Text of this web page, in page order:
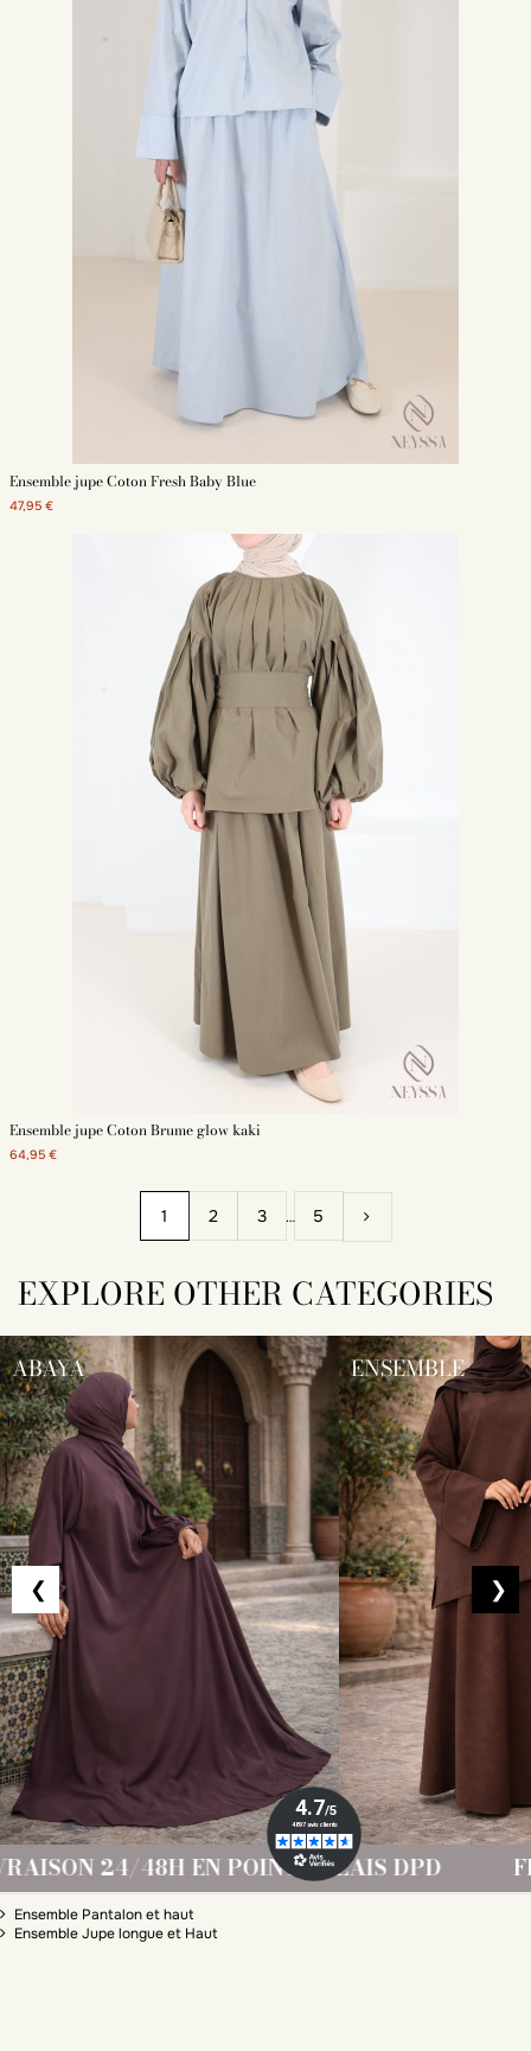
Ensemble jupe Coton Fresh Baby Blue
47,95 €
Ensemble jupe Coton Brume glow kaki
64,95 €
1 2 3 … 5
EXPLORE OTHER CATEGORIES
ABAYA ENSEMBLE
❮ ❯
RELAIS DPD FRAIS DE PORT OFFERT
Ensemble
Ensemble Pantalon et haut
Ensemble Jupe longue et Haut